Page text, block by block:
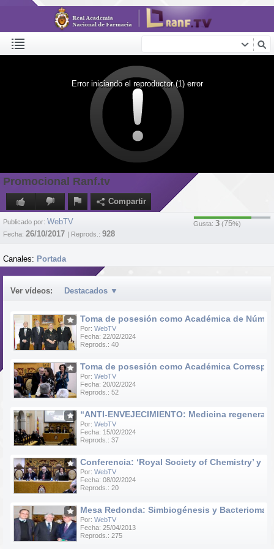
Error iniciando el reproductor (1) error
Promocional Ranf.tv
Compartir
Gusta: 3 (75%)
Publicado por: WebTV
Fecha: 26/10/2017 | Reprods.: 928
Canales: Portada
Ver vídeos: Destacados ▼
Toma de posesión como Académica de
Por: WebTV
Fecha: 22/02/2024
Reprods.: 40
Toma de posesión como Académica
Por: WebTV
Fecha: 20/02/2024
Reprods.: 52
“ANTI-ENVEJECIMIENTO: Medicina
Por: WebTV
Fecha: 15/02/2024
Reprods.: 37
Conferencia: ‘Royal Society of Chemistry’ y
Por: WebTV
Fecha: 08/02/2024
Reprods.: 20
Mesa Redonda: Simbiogénesis y Bacteriomas
Por: WebTV
Fecha: 25/04/2013
Reprods.: 275